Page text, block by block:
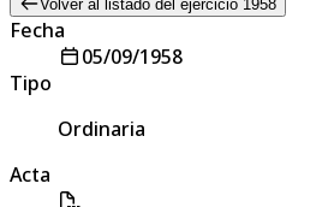
Volver al listado del ejercicio 1958
Fecha
05/09/1958
Tipo
Ordinaria
Acta